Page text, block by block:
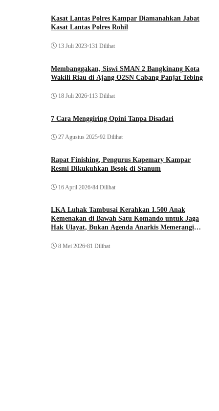
Kasat Lantas Polres Kampar Diamanahkan Jabat
Kasat Lantas Polres Rohil
13 Juli 2023•131 Dilihat
Membanggakan, Siswi SMAN 2 Bangkinang Kota
Wakili Riau di Ajang O2SN Cabang Panjat Tebing
18 Juli 2026•113 Dilihat
7 Cara Menggiring Opini Tanpa Disadari
27 Agustus 2025•92 Dilihat
Rapat Finishing, Pengurus Kapemary Kampar
Resmi Dikukuhkan Besok di Stanum
16 April 2026•84 Dilihat
LKA Luhak Tambusai Kerahkan 1.500 Anak
Kemenakan di Bawah Satu Komando untuk Jaga
Hak Ulayat, Bukan Agenda Anarkis Memerangi
8 Mei 2026•81 Dilihat